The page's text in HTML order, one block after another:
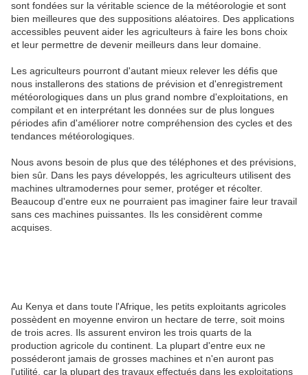
sont fondées sur la véritable science de la météorologie et sont
bien meilleures que des suppositions aléatoires. Des applications
accessibles peuvent aider les agriculteurs à faire les bons choix
et leur permettre de devenir meilleurs dans leur domaine.
Les agriculteurs pourront d'autant mieux relever les défis que
nous installerons des stations de prévision et d'enregistrement
météorologiques dans un plus grand nombre d'exploitations, en
compilant et en interprétant les données sur de plus longues
périodes afin d'améliorer notre compréhension des cycles et des
tendances météorologiques.
Nous avons besoin de plus que des téléphones et des prévisions,
bien sûr. Dans les pays développés, les agriculteurs utilisent des
machines ultramodernes pour semer, protéger et récolter.
Beaucoup d'entre eux ne pourraient pas imaginer faire leur travail
sans ces machines puissantes. Ils les considèrent comme
acquises.
Au Kenya et dans toute l'Afrique, les petits exploitants agricoles
possèdent en moyenne environ un hectare de terre, soit moins
de trois acres. Ils assurent environ les trois quarts de la
production agricole du continent. La plupart d'entre eux ne
posséderont jamais de grosses machines et n'en auront pas
l'utilité, car la plupart des travaux effectués dans les exploitations